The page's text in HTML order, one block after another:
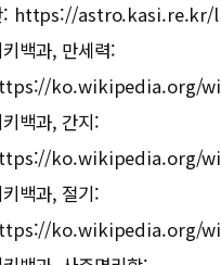
: https://astro.kasi.re.kr/
백과, 만세력:
ko.wikipedia.org/
백과, 간지:
ko.wikipedia.org/
백과, 절기:
ko.wikipedia.org/